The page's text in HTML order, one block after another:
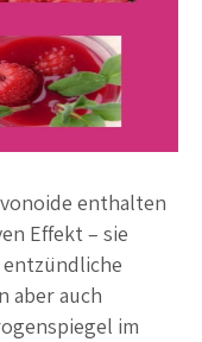
enthalten
Effekt – sie
aber auch
im